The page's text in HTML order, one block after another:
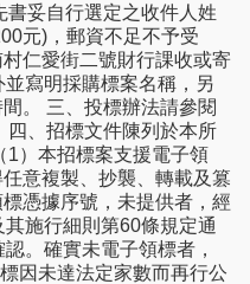
妥自行選定之收件人姓
元)，郵資不足不予受
仁愛街二號財行課收或寄
寫明採購標案名稱，另
。 三、投標辦法請參閱
四、招標文件陳列於本所
1）本招標案支援電子領
意複製、抄襲、轉載及篡
憑據序號，未提供者，經
施行細則第60條規定通
。確實未電子領標者，
因未達法定家數而再行公